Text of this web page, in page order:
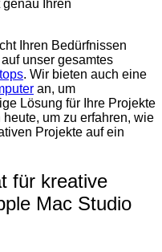
Ihren
Ihren Bedürfnissen
unser gesamtes
. Wir bieten auch eine
an, um
Lösung für Ihre Projekte
um zu erfahren, wie
Projekte auf ein
für kreative
Mac Studio